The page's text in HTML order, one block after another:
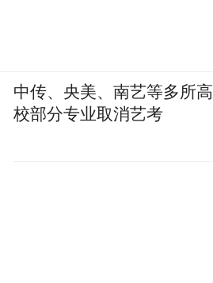
中传、央美、南艺等多所高
校部分专业取消艺考